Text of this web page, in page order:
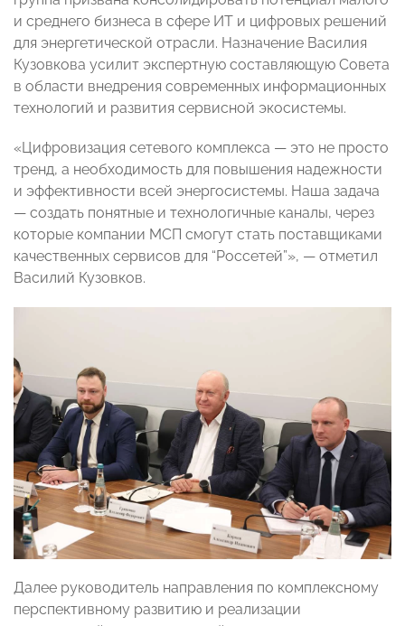
и среднего бизнеса в сфере ИT и цифровых решений
для энергетической отрасли. Назначение Василия
Кузовкова усилит экспертную составляющую Совета
в области внедрения современных информационных
технологий и развития сервисной экосистемы.
«Цифровизация сетевого комплекса — это не просто
тренд, а необходимость для повышения надежности
и эффективности всей энергосистемы. Наша задача
— создать понятные и технологичные каналы, через
которые компании МСП смогут стать поставщиками
качественных сервисов для “Россетей”», — отметил
Василий Кузовков.
Далее руководитель направления по комплексному
перспективному развитию и реализации